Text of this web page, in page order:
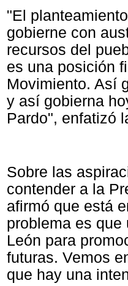
"El
gobierne con
recursos del
es una posición
Movimiento. Así
y así gobierna
Pardo", enfatizó
Sobre las
contender a la
afirmó que está
problema es
León para
futuras. Vemos
que hay una